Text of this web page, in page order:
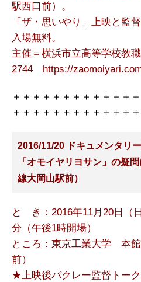
駅西口前）。
「ザ・思いやり」上映と監督
入場無料。
主催＝横浜市立高等学校教
2744
https://
＋＋＋＋＋＋＋＋＋＋＋＋
＋＋＋＋＋＋＋＋＋＋＋＋
2016/11/20 ドキュメンタリ
「オモイヤリヨサン」の疑
線大岡山駅前）
と き：2016年11月20日（
分（午後1時開場）
ところ：東京工業大学 本
前）
★上映後バクレー監督トーク